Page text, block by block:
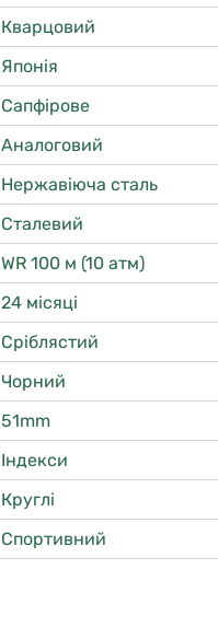
Кварцовий
Японія
Сапфірове
Аналоговий
Нержавіюча сталь
Сталевий
WR 100 м (10 атм)
24 місяці
Сріблястий
Чорний
51mm
Індекси
Круглі
Спортивний